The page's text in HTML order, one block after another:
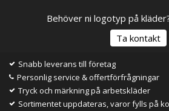
Behöver ni logotyp på
Ta kontakt
Snabb leverans till företag
Personlig service & offertförfrågningar
Tryck och märkning på arbetskläder
Sortimentet uppdateras, varor fylls på